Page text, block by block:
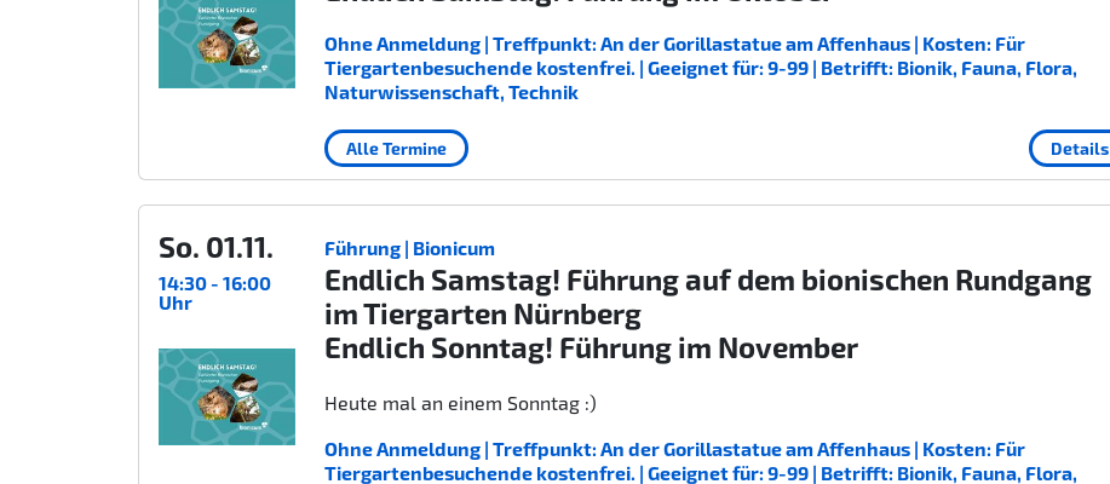
Ohne Anmeldung | Treffpunkt: An der Gorillastatue am Affenhaus | Kosten: Für
Tiergartenbesuchende kostenfrei. | Geeignet für: 9-99 | Betrifft: Bionik, Fauna, Flora,
Naturwissenschaft, Technik
Details
Alle Termine
So. 01.11.
14:30 - 16:00
Uhr
Führung | Bionicum
Endlich Samstag! Führung auf dem bionischen Rundgang
im Tiergarten Nürnberg
Endlich Sonntag! Führung im November
Heute mal an einem Sonntag :)
Ohne Anmeldung | Treffpunkt: An der Gorillastatue am Affenhaus | Kosten: Für
Tiergartenbesuchende kostenfrei. | Geeignet für: 9-99 | Betrifft: Bionik, Fauna, Flora,